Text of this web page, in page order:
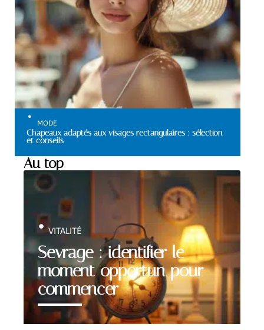
MODE
Chapeaux adaptés aux visages rectangulaires : sélection
et conseils
Au top
Sevrage : identifier le
moment opportun pour
commencer
VITALITÉ